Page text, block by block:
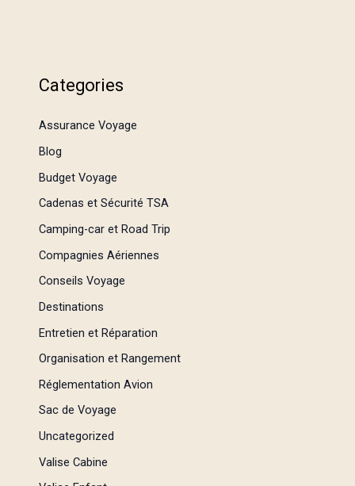
Categories
Assurance Voyage
Blog
Budget Voyage
Cadenas et Sécurité TSA
Camping-car et Road Trip
Compagnies Aériennes
Conseils Voyage
Destinations
Entretien et Réparation
Organisation et Rangement
Réglementation Avion
Sac de Voyage
Uncategorized
Valise Cabine